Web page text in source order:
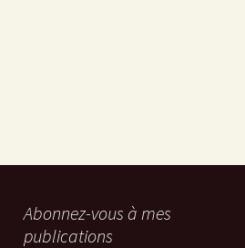
Abonnez-vous à mes
publications